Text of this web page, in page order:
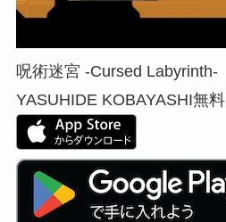
呪術迷宮 -Cursed Labyrinth-
YASUHIDE KOBAYASHI無料